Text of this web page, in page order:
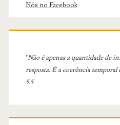
Nós no Facebook
"Não é apenas a quantidade de
resposta. É a coerência
5.5.